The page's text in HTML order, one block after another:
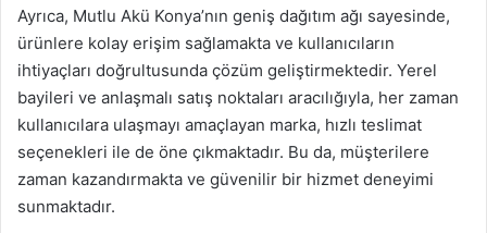
Ayrıca, Mutlu Akü Konya’nın geniş dağıtım ağı sayesinde,
ürünlere kolay erişim sağlamakta ve kullanıcıların
ihtiyaçları doğrultusunda çözüm geliştirmektedir. Yerel
bayileri ve anlaşmalı satış noktaları aracılığıyla, her zaman
kullanıcılara ulaşmayı amaçlayan marka, hızlı teslimat
seçenekleri ile de öne çıkmaktadır. Bu da, müşterilere
zaman kazandırmakta ve güvenilir bir hizmet deneyimi
sunmaktadır.